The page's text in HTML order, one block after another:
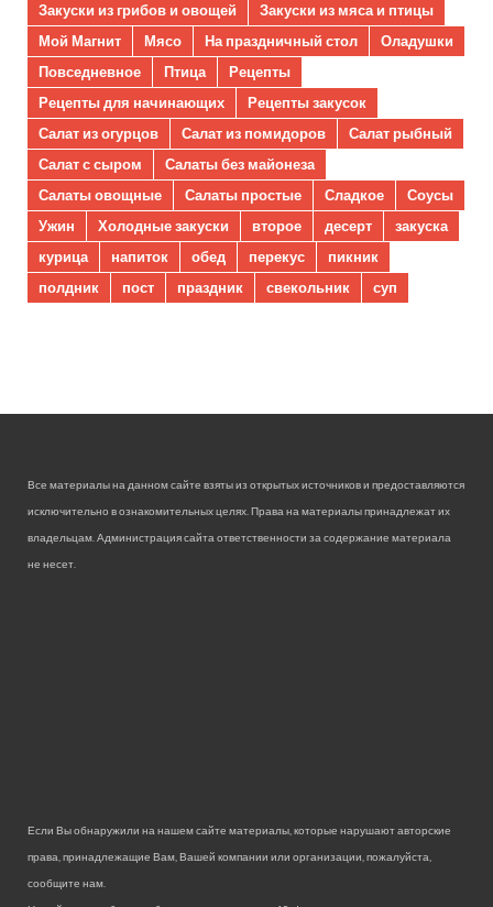
Закуски из грибов и овощей
Закуски из мяса и птицы
Мой Магнит
Мясо На праздничный стол
Оладушки
Повседневное
Птица
Рецепты
Рецепты для начинающих
Рецепты закусок
Салат из огурцов
Салат из помидоров
Салат рыбный
Салат с сыром
Салаты без майонеза
Салаты овощные
Салаты простые Сладкое
Соусы
Ужин
Холодные закуски второе десерт
закуска
курица
напиток обед перекус
пикник
полдник
пост праздник свекольник суп
Все материалы на данном сайте взяты из открытых источников и предоставляются
исключительно в ознакомительных целях. Права на материалы принадлежат их
владельцам. Администрация сайта ответственности за содержание материала
не несет.
Если Вы обнаружили на нашем сайте материалы, которые нарушают авторские
права, принадлежащие Вам, Вашей компании или организации, пожалуйста,
сообщите нам.